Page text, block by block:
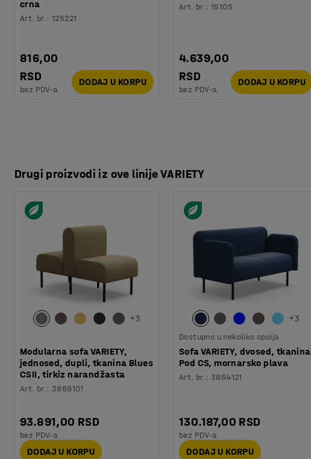
crna
Art. br.:125221
816,00
RSD
bez PDV-a
DODAJ U KORPU
Art. br.:15105
4.639,00
RSD
bez PDV-a
DODAJ U KORPU
Drugi proizvodi iz ove linije VARIETY
+3
Modularna sofa VARIETY,
jednosed, dupli, tkanina Blues
CSII, tirkiz narandžasta
Art. br.:3869101
93.891,00 RSD
bez PDV-a
DODAJ U KORPU
+3
Dostupno u nekoliko opcija
Sofa VARIETY, dvosed, tkanina
Pod CS, mornarsko plava
Art. br.:3864121
130.187,00 RSD
bez PDV-a
DODAJ U KORPU